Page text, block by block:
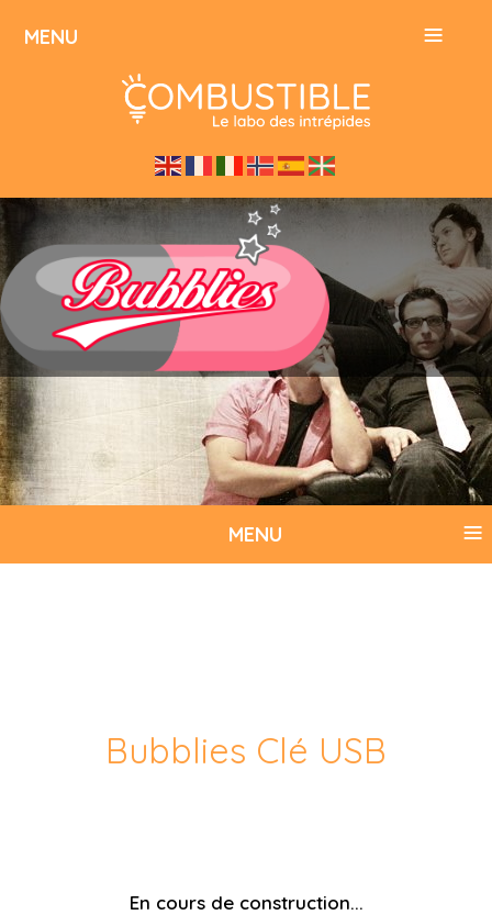
MENU ≡
MENU ≡
Bubblies Clé USB
En cours de construction...